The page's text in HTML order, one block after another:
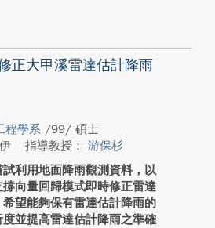
正大甲溪雷達估計降雨
程學系 /99/ 碩士
指導教授： 游保杉
利用地面降雨觀測資料，以
撐向量回歸模式即時修正雷達
望能夠保有雷達估計降雨的
並提高雷達估計降雨之準確